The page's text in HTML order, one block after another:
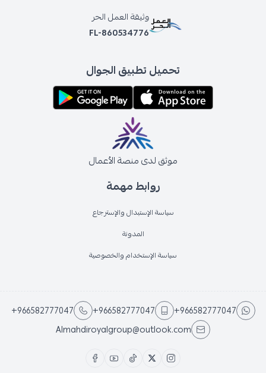
روابط مهمة
سياسة الإستبدال والإسترجاع
المدونة
سياسة الإستخدام والخصوصية
وثيقة العمل الحر
FL-860534776
تحميل تطبيق الجوال
موثق لدى منصة الأعمال
+966582777047
+966582777047
+966582777047
Almahdiroyalgroup@outlook.com